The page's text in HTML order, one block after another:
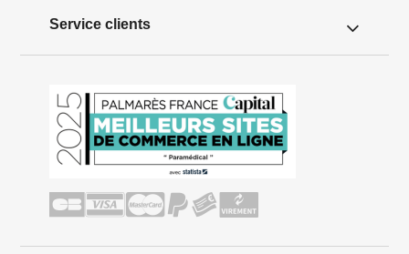
Service clients